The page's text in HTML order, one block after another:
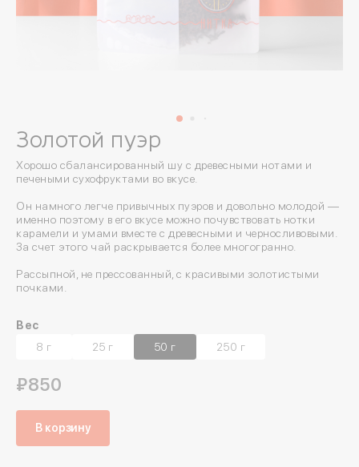
Золотой пуэр
Хорошо сбалансированный шу с древесными нотами и
печеными сухофруктами во вкусе.
Он намного легче привычных пуэров и довольно молодой —
именно поэтому в его вкусе можно почувствовать нотки
карамели и умами вместе с древесными и черносливовыми.
За счет этого чай раскрывается более многогранно.
Рассыпной, не прессованный, с красивыми золотистыми
почками.
Вес
8 г
25 г 50 г 250 г
₽850
В корзину